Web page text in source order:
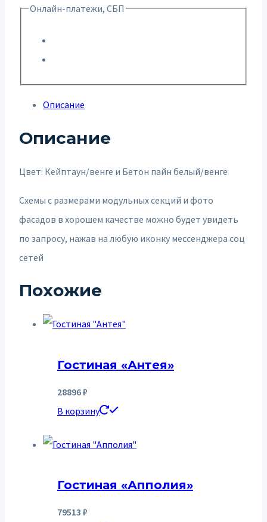
Онлайн-платежи, СБП
Описание
Описание
Цвет: Кейптаун/венге и Бетон пайн белый/венге
Схемы с размерами модульных секций и фото
фасадов в хорошем качестве можно будет увидеть
по запросу, нажав на любую иконку мессенджера соц
сетей
Похожие
Гостиная «Антея»
28896₽
В корзину
Гостиная «Апполия»
79513 ₽